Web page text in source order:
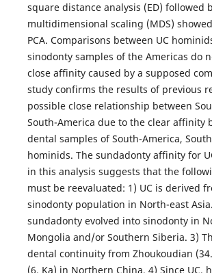
square distance analysis (ED) followed
multidimensional scaling (MDS)
PCA. Comparisons between UC
sinodonty samples of the Americas do
close affinity caused by a supposed
study confirms the results of previous
possible close relationship between
South-America due to the clear affinity
dental samples of South-America,
hominids. The sundadonty affinity for
in this analysis suggests that the
must be reevaluated: 1) UC is derived
sinodonty population in North-east
sundadonty evolved into sinodonty in
Mongolia and/or Southern Siberia. 3)
dental continuity from Zhoukoudian
(6. Ka) in Northern China. 4) Since UC,